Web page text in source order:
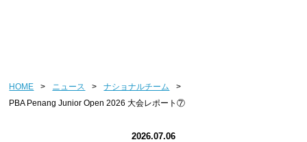
HOME > ニュース > ナショナルチーム
>
PBA Penang Junior Open 2026 大会レポート⑦
2026.07.06